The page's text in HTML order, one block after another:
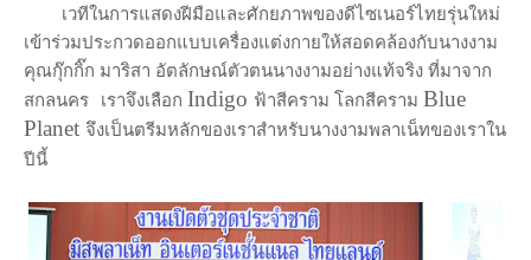
เวทีในการแสดงฝีมือและศักยภาพของดีไซเนอร์ไทยรุ่นใหม่
เข้าร่วมประกวดออกแบบเครื่องแต่งกายให้สอดคล้องกับนางงาม
คุณกุ๊กกิ๊ก มาริสา อัตลักษณ์ตัวตนนางงามอย่างแท้จริง ที่มาจาก
สกลนคร เราจึงเลือก Indigo ฟ้าสีคราม โลกสีคราม Blue
Planet จึงเป็นตรีมหลักของเราสำหรับนางงามพลาเน็ทของเราใน
ปีนี้